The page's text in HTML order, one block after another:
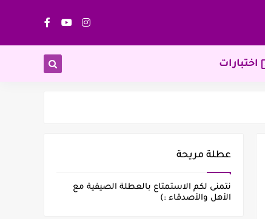
اختبارات
عطلة مريحة
نتمنى لكم الاستمتاع بالعطلة الصيفية مع
الأهل والأصدقاء :)